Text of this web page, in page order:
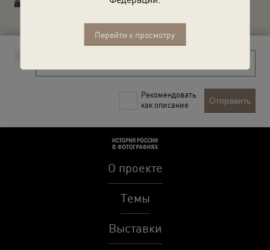
Перейти к просмотру
Рекомендовать
как описание
Отправить
О проекте
Темы
Выставки